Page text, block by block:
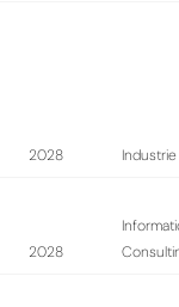
2028 Industrie
2028